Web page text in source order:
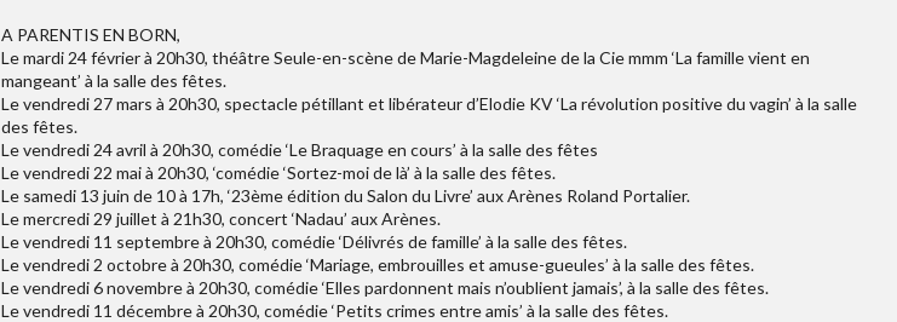
A PARENTIS EN BORN,
Le mardi 24 février à 20h30, théâtre Seule-en-scène de Marie-Magdeleine de la Cie mmm ‘La famille vient en
mangeant’ à la salle des fêtes.
Le vendredi 27 mars à 20h30, spectacle pétillant et libérateur d’Elodie KV ‘La révolution positive du vagin’ à la salle
des fêtes.
Le vendredi 24 avril à 20h30, comédie ‘Le Braquage en cours’ à la salle des fêtes
Le vendredi 22 mai à 20h30, ‘comédie ‘Sortez-moi de là’ à la salle des fêtes.
Le samedi 13 juin de 10 à 17h, ‘23ème édition du Salon du Livre’ aux Arènes Roland Portalier.
Le mercredi 29 juillet à 21h30, concert ‘Nadau’ aux Arènes.
Le vendredi 11 septembre à 20h30, comédie ‘Délivrés de famille’ à la salle des fêtes.
Le vendredi 2 octobre à 20h30, comédie ‘Mariage, embrouilles et amuse-gueules’ à la salle des fêtes.
Le vendredi 6 novembre à 20h30, comédie ‘Elles pardonnent mais n’oublient jamais’, à la salle des fêtes.
Le vendredi 11 décembre à 20h30, comédie ‘Petits crimes entre amis’ à la salle des fêtes.